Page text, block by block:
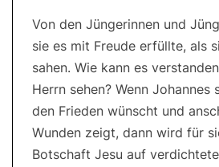
Von den Jüngerinnen und
sie es mit Freude erfüllte, als
sahen. Wie kann es
Herrn sehen? Wenn Johannes
den Frieden wünscht und
Wunden zeigt, dann wird für
Botschaft Jesu auf